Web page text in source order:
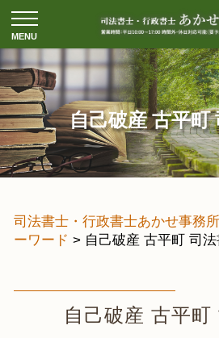
自己破産 古平町
司法書士・行政書士あかせ事務所
ーワード > 自己破産 古平町 司
自己破産 古平町